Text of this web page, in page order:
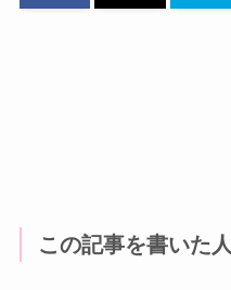
この記事を書いた人